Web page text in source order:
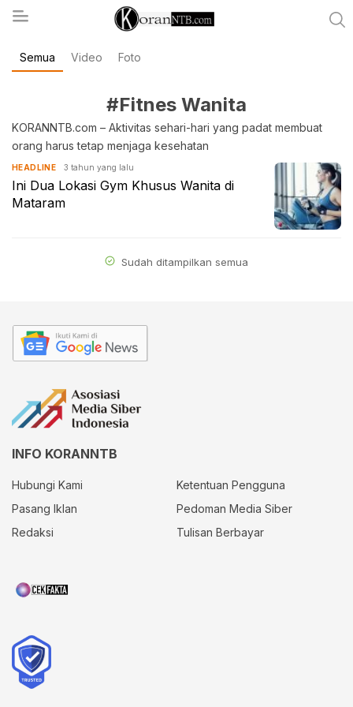
koranntb.com
Semua Video Foto
#Fitnes Wanita
KORANNTB.com – Aktivitas sehari-hari yang padat membuat
orang harus tetap menjaga kesehatan
HEADLINE 3 tahun yang lalu
Ini Dua Lokasi Gym Khusus Wanita di
Mataram
Sudah ditampilkan semua
INFO KORANNTB
Hubungi Kami
Ketentuan Pengguna
Pasang Iklan
Pedoman Media Siber
Redaksi
Tulisan Berbayar